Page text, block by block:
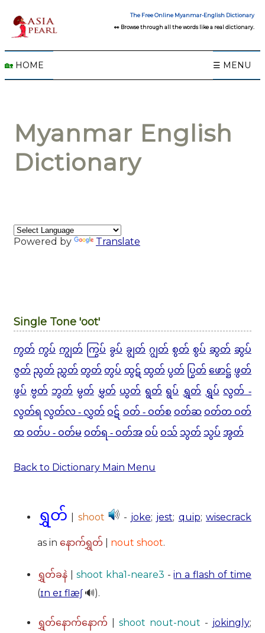
The Free Online Myanmar-English Dictionary
👀 Browse through all the words like a real dictionary.
🏡 HOME ☰ MENU
Myanmar English
Dictionary
Powered by Translate
Single Tone 'oot'
ကွတ် ကွပ် ကျွတ် ကြွပ် ခွပ် ချွတ် ဂျွတ် စွတ် စွပ် ဆွတ် ဆွပ်
ဇွတ် ညွတ် ညွှတ် တွတ် တွပ် ထွဋ် ထွတ် ပွတ် ပြွတ် ဖောဋ္ဌ် ဖွတ်
ဖွပ် ဗွတ် ဘွတ် မွတ် မွှတ် ယွတ် ရွတ် ရွပ် ရွှတ် ရွှပ် လွတ် -
လွတ်ရ လွတ်လ -လွှတ် ဝဋ် ဝတ် - ဝတ်စ ဝတ်ဆ ဝတ်တ ဝတ်
ထ ဝတ်ပ - ဝတ်မ ဝတ်ရ - ဝတ်အ ဝပ် ဝသ် သွတ် သွပ် အွတ်
Back to Dictionary Main Menu
ရွှတ် shoot - joke; jest; quip; wisecrack
as in နောက်ရွှတ် nout shoot.
ရွှတ်ခနဲ shoot kha1-neare3 -in a flash of time
(ɪn eɪ flæʃ🔊).
ရွှတ်နောက်နောက် shoot nout-nout - jokingly;